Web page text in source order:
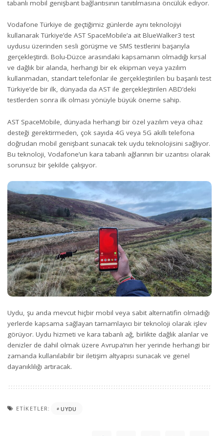
tabanlı mobil genişbant bağlantısının tanıtılmasına öncülük ediyor.
Vodafone Türkiye de geçtiğimiz günlerde aynı teknolojiyi
kullanarak Türkiye’de AST SpaceMobile’a ait BlueWalker3 test
uydusu üzerinden sesli görüşme ve SMS testlerini başarıyla
gerçekleştirdi. Bolu-Düzce arasındaki kapsamanın olmadığı kırsal
ve dağlık bir alanda, herhangi bir ek ekipman veya yazılım
kullanmadan, standart telefonlar ile gerçekleştirilen bu başarılı test
Türkiye’de bir ilk, dünyada da AST ile gerçekleştirilen ABD’deki
testlerden sonra ilk olması yönüyle büyük öneme sahip.
AST SpaceMobile, dünyada herhangi bir özel yazılım veya cihaz
desteği gerektirmeden, çok sayıda 4G veya 5G akıllı telefona
doğrudan mobil genişbant sunacak tek uydu teknolojisini sağlıyor.
Bu teknoloji, Vodafone’un kara tabanlı ağlarının bir uzantısı olarak
sorunsuz bir şekilde çalışıyor.
Uydu, şu anda mevcut hiçbir mobil veya sabit alternatifin olmadığı
yerlerde kapsama sağlayan tamamlayıcı bir teknoloji olarak işlev
görüyor. Uydu hizmeti ve kara tabanlı ağ, birlikte dağlık alanlar ve
denizler de dahil olmak üzere Avrupa’nın her yerinde herhangi bir
zamanda kullanılabilir bir iletişim altyapısı sunacak ve genel
dayanıklılığı artıracak.
ETIKETLER: UYDU